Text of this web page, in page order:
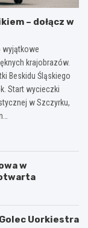
– dołącz w
wyjątkowe
krajobrazów.
Beskidu Śląskiego
Start wycieczki
w Szczyrku,
w
Uorkiestra